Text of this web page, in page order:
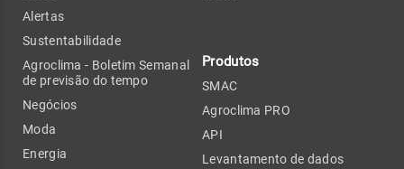
Alertas
Sustentabilidade
Agroclima - Boletim Semanal
de previsão do tempo
Negócios
Moda
Energia
Produtos
SMAC
Agroclima PRO
API
Levantamento de dados